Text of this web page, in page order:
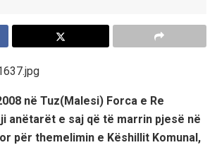
në Tuz(Malesi) Forca e Re
anëtarët e saj që të marrin pjesë në
për themelimin e Këshillit Komunal,